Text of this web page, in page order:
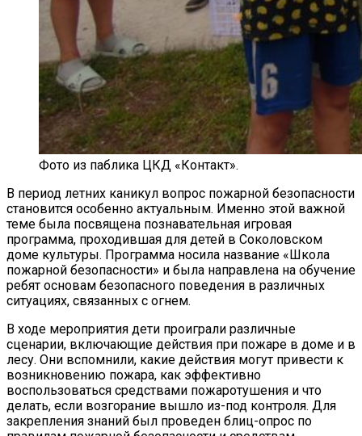
Фото из паблика ЦКД «Контакт».
В период летних каникул вопрос пожарной безопасности
становится особенно актуальным. Именно этой важной
теме была посвящена познавательная игровая
программа, проходившая для детей в Соколовском
доме культуры. Программа носила название «Школа
пожарной безопасности» и была направлена на обучение
ребят основам безопасного поведения в различных
ситуациях, связанных с огнем.
В ходе мероприятия дети проиграли различные
сценарии, включающие действия при пожаре в доме и в
лесу. Они вспомнили, какие действия могут привести к
возникновению пожара, как эффективно
воспользоваться средствами пожаротушения и что
делать, если возгорание вышло из-под контроля. Для
закрепления знаний был проведен блиц-опрос по